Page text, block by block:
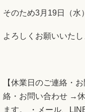
そのため3月19日（水
よろしくお願いいたし
【休業日のご連絡・
絡・お問い合わせ →
ます。 ・メール、